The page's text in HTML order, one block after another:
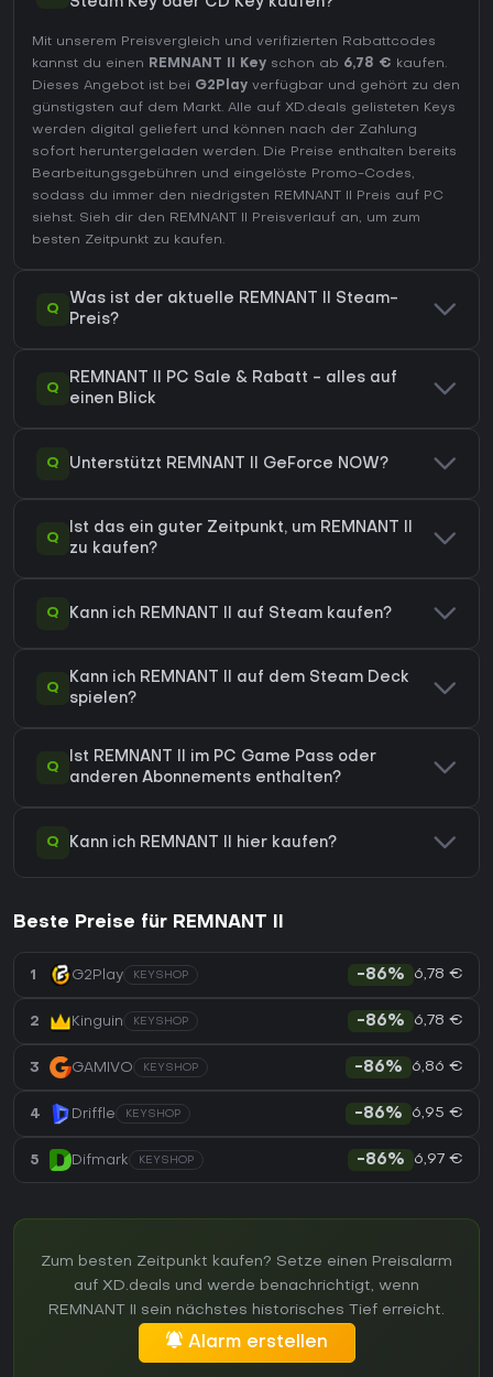
Steam Key oder CD Key kaufen?
Mit unserem Preisvergleich und verifizierten Rabattcodes
kannst du einen REMNANT II Key schon ab 6,78 € kaufen.
Dieses Angebot ist bei G2Play verfügbar und gehört zu den
günstigsten auf dem Markt. Alle auf XD.deals gelisteten Keys
werden digital geliefert und können nach der Zahlung
sofort heruntergeladen werden. Die Preise enthalten bereits
Bearbeitungsgebühren und eingelöste Promo-Codes,
sodass du immer den niedrigsten REMNANT II Preis auf PC
siehst. Sieh dir den REMNANT II Preisverlauf an, um zum
besten Zeitpunkt zu kaufen.
Q
Was ist der aktuelle REMNANT II Steam-
Preis?
Q
REMNANT II PC Sale & Rabatt - alles auf
einen Blick
Q Unterstützt REMNANT II GeForce NOW?
Q
Ist das ein guter Zeitpunkt, um REMNANT II
zu kaufen?
Q Kann ich REMNANT II auf Steam kaufen?
Q
Kann ich REMNANT II auf dem Steam Deck
spielen?
Q
Ist REMNANT II im PC Game Pass oder
anderen Abonnements enthalten?
Q Kann ich REMNANT II hier kaufen?
Beste Preise für REMNANT II
1 G2Play KEYSHOP -86% 6,78 €
2 Kinguin KEYSHOP -86% 6,78 €
3 GAMIVO KEYSHOP -86% 6,86 €
4 Driffle KEYSHOP -86% 6,95 €
5 Difmark KEYSHOP -86% 6,97 €
Zum besten Zeitpunkt kaufen? Setze einen Preisalarm
auf XD.deals und werde benachrichtigt, wenn
REMNANT II sein nächstes historisches Tief erreicht.
Alarm erstellen